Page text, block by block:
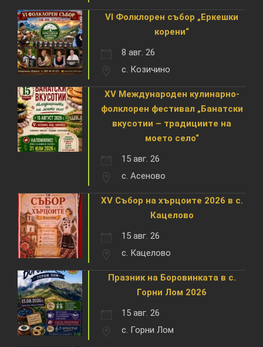
VI Фолклорен събор „Еркешки
корени“
8 авг. 26
с. Козичино
XV Международен кулинарно-
фолклорен фестивал „Банатски
вкусотии – традициите на
моето село“
15 авг. 26
с. Асеново
XV Събор на хърцоите 2026 в с.
Кацелово
15 авг. 26
с. Кацелово
Празник на Боровинката в с.
Горни Лом 2026
15 авг. 26
с. Горни Лом